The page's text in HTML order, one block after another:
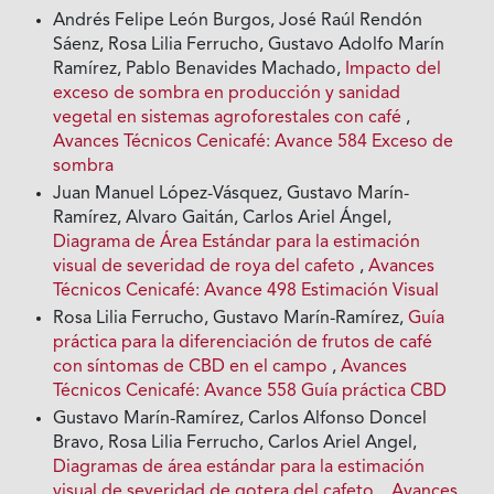
Andrés Felipe León Burgos, José Raúl Rendón
Sáenz, Rosa Lilia Ferrucho, Gustavo Adolfo Marín
Ramírez, Pablo Benavides Machado, Impacto del
exceso de sombra en producción y sanidad
vegetal en sistemas agroforestales con café ,
Avances Técnicos Cenicafé: Avance 584 Exceso de
sombra
Juan Manuel López-Vásquez, Gustavo Marín-
Ramírez, Alvaro Gaitán, Carlos Ariel Ángel,
Diagrama de Área Estándar para la estimación
visual de severidad de roya del cafeto ,Avances
Técnicos Cenicafé: Avance 498 Estimación Visual
Rosa Lilia Ferrucho, Gustavo Marín-Ramírez,Guía
práctica para la diferenciación de frutos de café
con síntomas de CBD en el campo ,Avances
Técnicos Cenicafé: Avance 558 Guía práctica CBD
Gustavo Marín-Ramírez, Carlos Alfonso Doncel
Bravo, Rosa Lilia Ferrucho, Carlos Ariel Angel,
Diagramas de área estándar para la estimación